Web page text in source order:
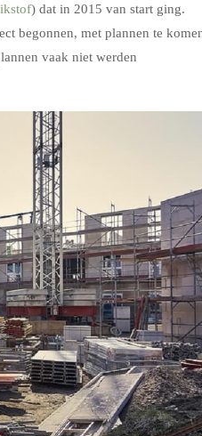
) dat in 2015 van start ging.
begonnen, met plannen te
vaak niet werden